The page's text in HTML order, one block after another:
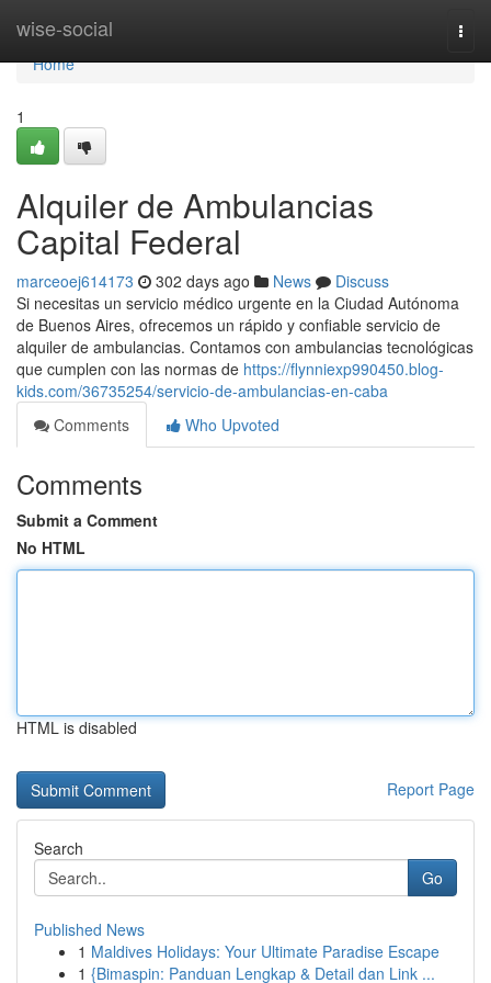
wise-social
Home
Home
1
Alquiler de Ambulancias
Capital Federal
marceoej614173 302 days ago News
Discuss
Si necesitas un servicio médico urgente en la Ciudad Autónoma
de Buenos Aires, ofrecemos un rápido y confiable servicio de
alquiler de ambulancias. Contamos con ambulancias tecnológicas
que cumplen con las normas de https://flynniexp990450.blog-
kids.com/36735254/servicio-de-ambulancias-en-caba
Comments
Who Upvoted
Comments
Submit a Comment
No HTML
HTML is disabled
Report Page
Search
Go
Published News
1 Maldives Holidays: Your Ultimate Paradise Escape
1 {Bimaspin: Panduan Lengkap & Detail dan Link ...